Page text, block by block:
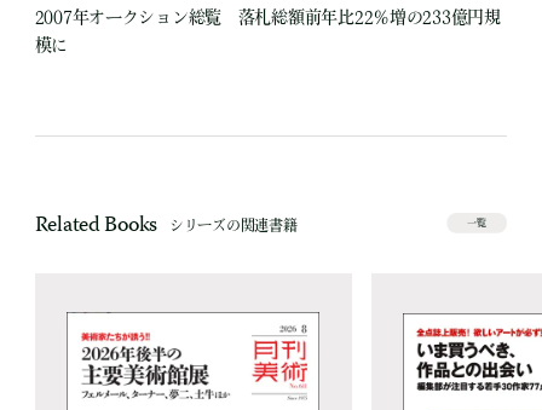
2007年オークション総覧 落札総額前年比22％増の233億円規
模に
Related Books シリーズの関連書籍 一覧